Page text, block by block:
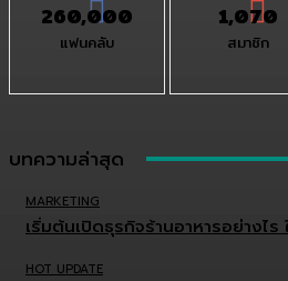
260,000
แฟนคลับ
1,070
สมาชิก
บทความล่าสุด
MARKETING
เริ่มต้นเปิดธุรกิจร้านอาหารอย่างไ
HOT UPDATE